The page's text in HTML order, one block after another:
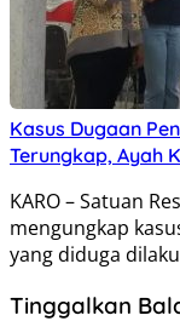
Kasus Dugaan
Terungkap, Ayah
KARO – Satuan
mengungkap
yang diduga
Tinggalkan